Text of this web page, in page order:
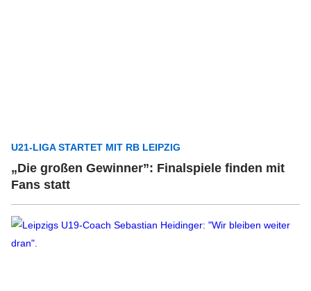
U21-LIGA STARTET MIT RB LEIPZIG
„Die großen Gewinner”: Finalspiele finden mit
Fans statt